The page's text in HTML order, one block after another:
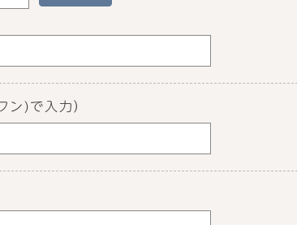
ン)で入力）